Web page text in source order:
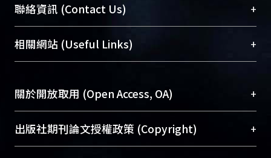
臺大位居世界頂尖大學之列，為永久珍藏及向國際
展現本校豐碩的研究成果及學術能量，圖書館整合
機構典藏（NTUR）與學術庫（AH）不同功能平
台，成為臺大學術典藏NTU scholars。期能整合研
成果。
To permanently archive and promote researcher
profiles and scholarly works, Library integrates the
services of “NTU Repository” with “Academic
聯絡資訊 (Contact Us) +
總館學科館員(Main Library)
醫學圖書館學科館員(Medical Library)
Sciences Library)
相關網站 (Useful Links) +
關於開放取用 (Open Access, OA) +
開放取用是從使用者角度提升資訊取用性的社會運
動，應用在學術研究上是透過將研究著作公開供使
出版社期刊論文授權政策 (Copyright) +